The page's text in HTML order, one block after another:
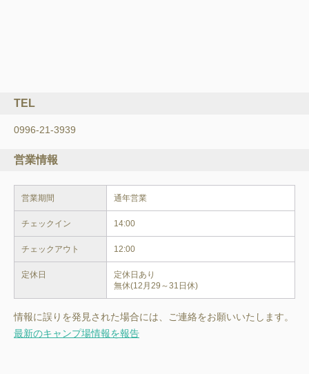
TEL
0996-21-3939
営業情報
営業期間
チェックイン 14:00
チェックアウト 12:00
定休日
定休日あり
無休(12月29～31日休)
情報に誤りを発見された場合には、ご連絡をお願いいたします。
最新のキャンプ場情報を報告